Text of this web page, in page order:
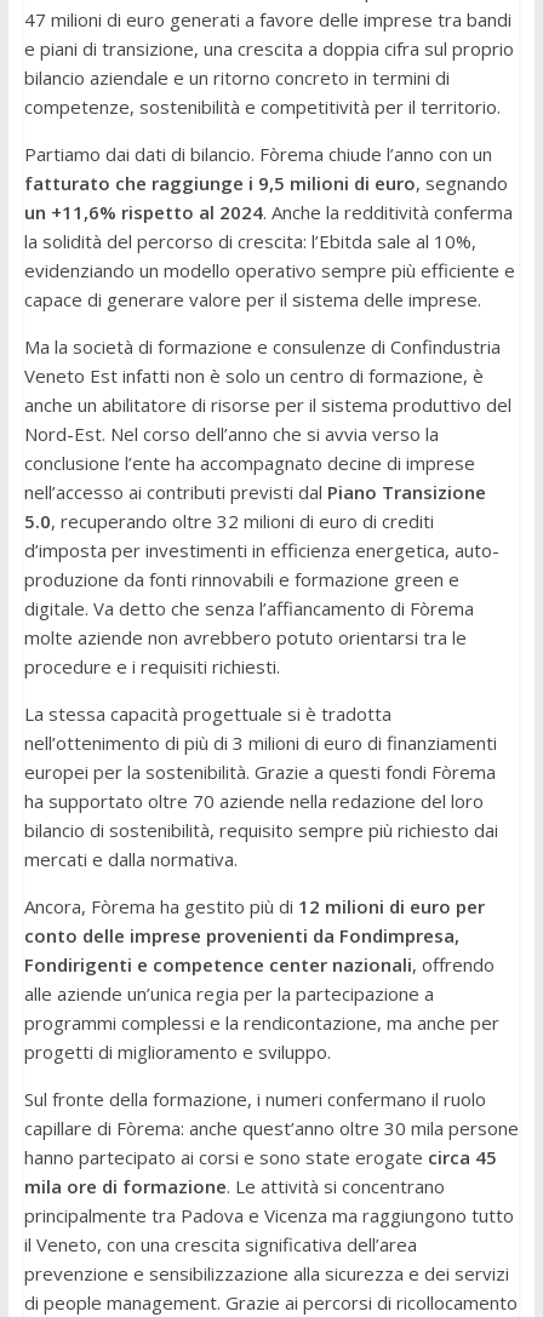
47 milioni di euro generati a favore delle imprese tra bandi
e piani di transizione, una crescita a doppia cifra sul proprio
bilancio aziendale e un ritorno concreto in termini di
competenze, sostenibilità e competitività per il territorio.
Partiamo dai dati di bilancio. Fòrema chiude l’anno con un
fatturato che raggiunge i 9,5 milioni di euro, segnando
un +11,6% rispetto al 2024. Anche la redditività conferma
la solidità del percorso di crescita: l’Ebitda sale al 10%,
evidenziando un modello operativo sempre più efficiente e
capace di generare valore per il sistema delle imprese.
Ma la società di formazione e consulenze di Confindustria
Veneto Est infatti non è solo un centro di formazione, è
anche un abilitatore di risorse per il sistema produttivo del
Nord-Est. Nel corso dell’anno che si avvia verso la
conclusione l’ente ha accompagnato decine di imprese
nell’accesso ai contributi previsti dal Piano Transizione
5.0, recuperando oltre 32 milioni di euro di crediti
d’imposta per investimenti in efficienza energetica, auto-
produzione da fonti rinnovabili e formazione green e
digitale. Va detto che senza l’affiancamento di Fòrema
molte aziende non avrebbero potuto orientarsi tra le
procedure e i requisiti richiesti.
La stessa capacità progettuale si è tradotta
nell’ottenimento di più di 3 milioni di euro di finanziamenti
europei per la sostenibilità. Grazie a questi fondi Fòrema
ha supportato oltre 70 aziende nella redazione del loro
bilancio di sostenibilità, requisito sempre più richiesto dai
mercati e dalla normativa.
Ancora, Fòrema ha gestito più di 12 milioni di euro per
conto delle imprese provenienti da Fondimpresa,
Fondirigenti e competence center nazionali, offrendo
alle aziende un’unica regia per la partecipazione a
programmi complessi e la rendicontazione, ma anche per
progetti di miglioramento e sviluppo.
Sul fronte della formazione, i numeri confermano il ruolo
capillare di Fòrema: anche quest’anno oltre 30 mila persone
hanno partecipato ai corsi e sono state erogate circa 45
mila ore di formazione. Le attività si concentrano
principalmente tra Padova e Vicenza ma raggiungono tutto
il Veneto, con una crescita significativa dell’area
prevenzione e sensibilizzazione alla sicurezza e dei servizi
di people management. Grazie ai percorsi di ricollocamento